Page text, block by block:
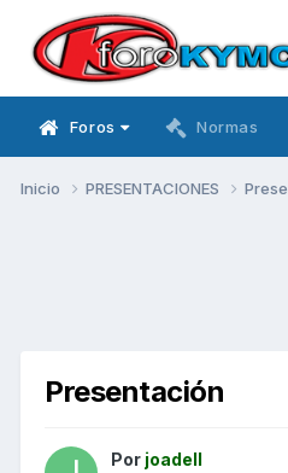
Foros Normas
Inicio PRESENTACIONES
Presentación
Por joadell